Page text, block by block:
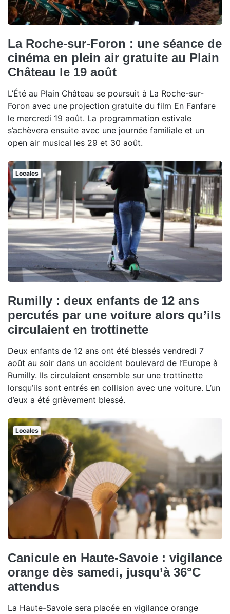
La Roche-sur-Foron : une séance de
cinéma en plein air gratuite au Plain
Château le 19 août
L’Été au Plain Château se poursuit à La Roche-sur-
Foron avec une projection gratuite du film En Fanfare
le mercredi 19 août. La programmation estivale
s’achèvera ensuite avec une journée familiale et un
open air musical les 29 et 30 août.
Locales
Rumilly : deux enfants de 12 ans
percutés par une voiture alors qu’ils
circulaient en trottinette
Deux enfants de 12 ans ont été blessés vendredi 7
août au soir dans un accident boulevard de l’Europe à
Rumilly. Ils circulaient ensemble sur une trottinette
lorsqu’ils sont entrés en collision avec une voiture. L’un
d’eux a été grièvement blessé.
Locales
Canicule en Haute-Savoie : vigilance
orange dès samedi, jusqu’à 36°C
attendus
La Haute-Savoie sera placée en vigilance orange